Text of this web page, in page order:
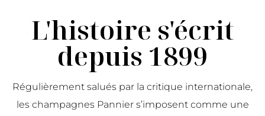
L'histoire s'écrit
depuis 1899
Régulièrement salués par la critique internationale,
les champagnes Pannier s’imposent comme une